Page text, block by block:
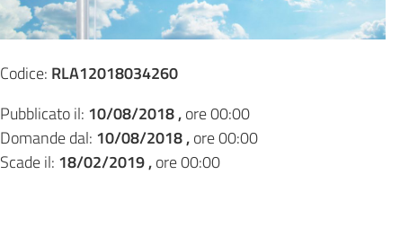
Codice: RLA12018034260
Pubblicato il: 10/08/2018 ,ore 00:00
Domande dal: 10/08/2018 ,ore 00:00
Scade il: 18/02/2019 ,ore 00:00